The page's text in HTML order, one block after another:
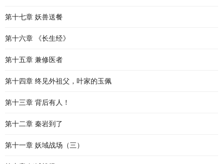
第十七章 妖兽送餐
第十六章 《长生经》
第十五章 兼修医者
第十四章 终见外祖父，叶家的玉佩
第十三章 背后有人！
第十二章 秦岩到了
第十一章 妖域战场（三）